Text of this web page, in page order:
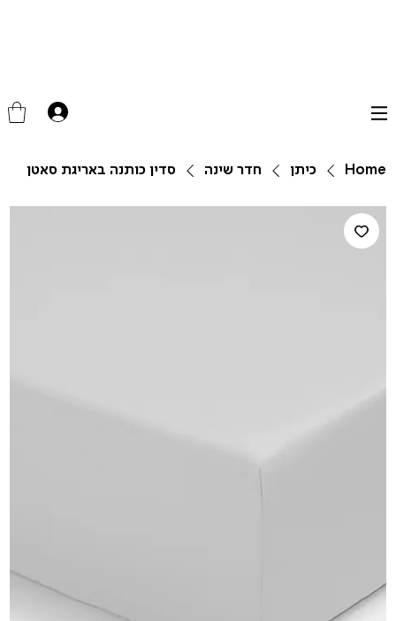
Home כיתן חדר שינה סדין כותנה באריגת סאטן